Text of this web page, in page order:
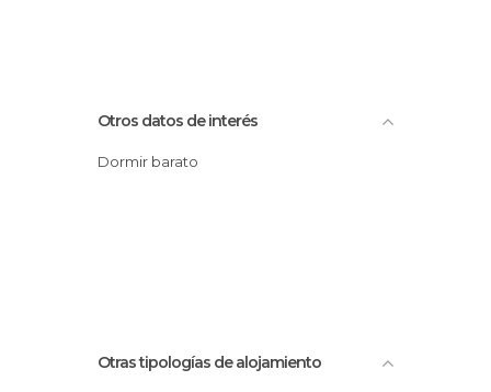
Otros datos de interés
Dormir barato
Otras tipologías de alojamiento